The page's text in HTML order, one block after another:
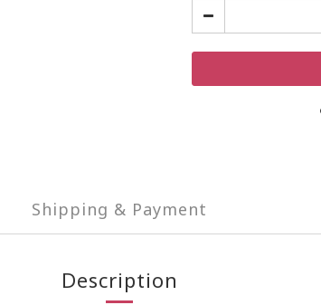
Shipping & Payment
Description